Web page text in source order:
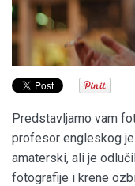
Predstavljamo vam
profesor engleskog
amaterski, ali je
fotografije i krene